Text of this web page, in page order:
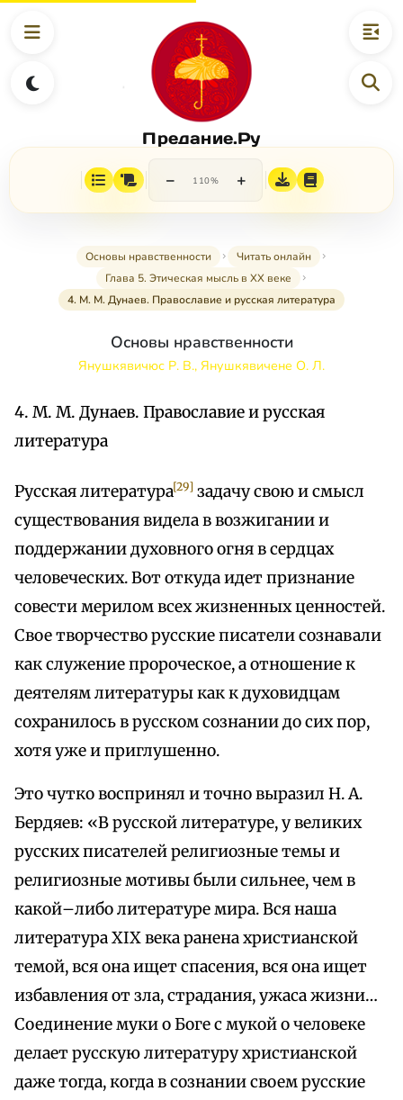
Предание.Ру
− 110% +
Основы нравственности
Читать онлайн
Глава 5. Этическая мысль в XX веке
4. М. М. Дунаев. Православие и русская литература
Основы нравственности
Янушкявичюс Р. В., Янушкявичене О. Л.
4. М. М. Дунаев. Православие и русская
литература
Русская литература[29] задачу свою и смысл
существования видела в возжигании и
поддержании духовного огня в сердцах
человеческих. Вот откуда идет признание
совести мерилом всех жизненных ценностей.
Свое творчество русские писатели сознавали
как служение пророческое, а отношение к
деятелям литературы как к духовидцам
сохранилось в русском сознании до сих пор,
хотя уже и приглушенно.
Это чутко воспринял и точно выразил Н. А.
Бердяев: «В русской литературе, у великих
русских писателей религиозные темы и
религиозные мотивы были сильнее, чем в
какой–либо литературе мира. Вся наша
литература XIX века ранена христианской
темой, вся она ищет спасения, вся она ищет
избавления от зла, страдания, ужаса жизни…
Соединение муки о Боге с мукой о человеке
делает русскую литературу христианской
даже тогда, когда в сознании своем русские